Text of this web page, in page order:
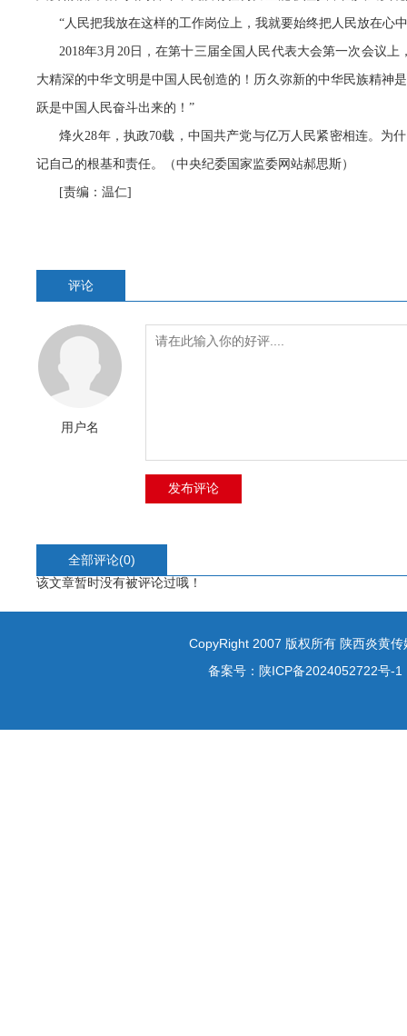
“人民把我放在这样的工作岗位上，我就要始终把人民放在心
2018年3月20日，在第十三届全国人民代表大会第一次会议
大精深的中华文明是中国人民创造的！历久弥新的中华民族精神
跃是中国人民奋斗出来的！”
烽火28年，执政70载，中国共产党与亿万人民紧密相连。为
记自己的根基和责任。（中央纪委国家监委网站郝思斯）
[责编：温仁]
评论
用户名
全部评论(0)
该文章暂时没有被评论过哦！
CopyRight 2007 版权所有 陕西炎黄传
备案号： 陕ICP备2024052722号-1